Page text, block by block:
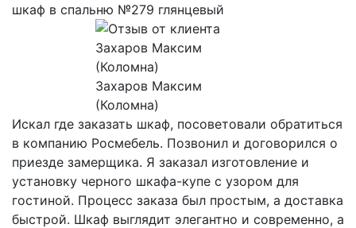
шкаф в спальню №279 глянцевый
Захаров Максим
(Коломна)
Искал где заказать шкаф, посоветовали обратиться
в компанию Росмебель. Позвонил и договорился о
приезде замерщика. Я заказал изготовление и
установку черного шкафа-купе с узором для
гостиной. Процесс заказа был простым, а доставка
быстрой. Шкаф выглядит элегантно и современно, а